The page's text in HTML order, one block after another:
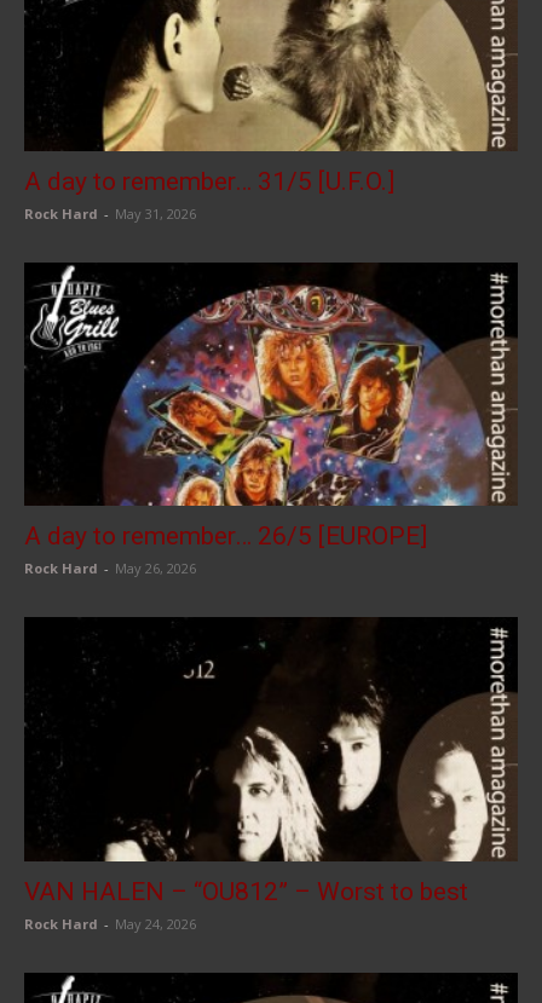
A day to remember… 31/5 [U.F.O.]
Rock Hard - May 31, 2026
A day to remember… 26/5 [EUROPE]
Rock Hard - May 26, 2026
VAN HALEN – “OU812” – Worst to best
Rock Hard - May 24, 2026